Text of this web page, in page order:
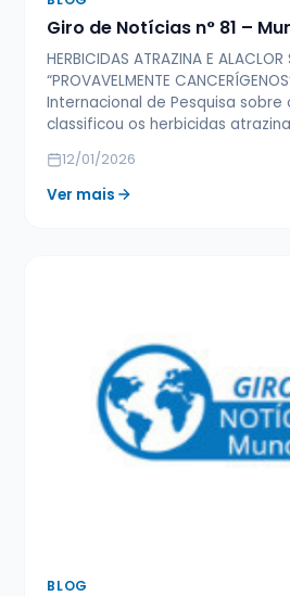
Giro de Notícias n° 81 –
HERBICIDAS ATRAZINA E ALACLOR
“PROVAVELMENTE
Internacional de Pesquisa sobre
classificou os herbicidas
12/01/2026
Ver mais
BLOG